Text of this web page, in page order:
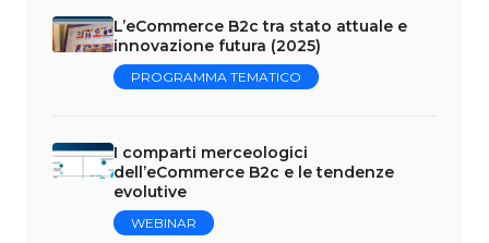
L’eCommerce B2c tra stato attuale e
innovazione futura (2025)
PROGRAMMA TEMATICO
I comparti merceologici
dell’eCommerce B2c e le tendenze
evolutive
WEBINAR